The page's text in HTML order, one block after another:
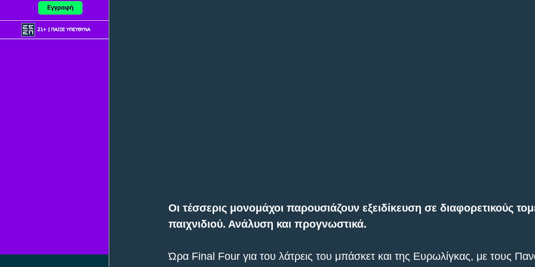
Οι τέσσερις μονομάχοι παρουσιάζουν εξειδίκευση σε διαφορετικούς
παιχνιδιού. Ανάλυση και προγνωστικά.
Ώρα Final Four για του λάτρεις του μπάσκετ και της Ευρωλίγκας, με τους